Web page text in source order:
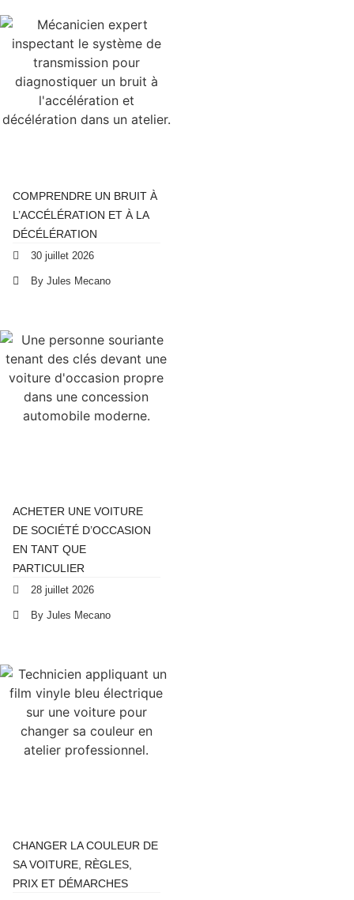
COMPRENDRE UN BRUIT À
L’ACCÉLÉRATION ET À LA
DÉCÉLÉRATION
30 juillet 2026
By Jules Mecano
ACHETER UNE VOITURE
DE SOCIÉTÉ D’OCCASION
EN TANT QUE
PARTICULIER
28 juillet 2026
By Jules Mecano
CHANGER LA COULEUR DE
SA VOITURE, RÈGLES,
PRIX ET DÉMARCHES